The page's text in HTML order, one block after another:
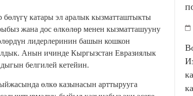
катары эл аралык кызматташтыкты
жана дос өлкөлөр менен кызматташууну
лидерлеринин башын кошкон
Анын ичинде Кыргызстан Евразиялык
белгилей кетейин.
өлкө казынасын арттырууга